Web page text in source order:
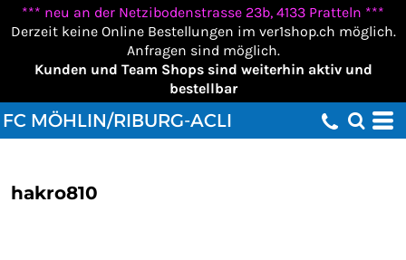
*** neu an der Netzibodenstrasse 23b, 4133 Pratteln ***
Derzeit keine Online Bestellungen im ver1shop.ch möglich.
Anfragen sind möglich.
Kunden und Team Shops sind weiterhin aktiv und
bestellbar
FC MÖHLIN/RIBURG-ACLI
hakro810